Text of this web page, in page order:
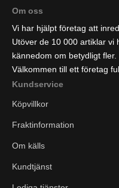
Om oss
Vi har hjälpt företag att
Utöver de 10 000 artiklar vi
kännedom om betydligt fler.
Välkommen till ett företag
Kundservice
Köpvillkor
Fraktinformation
Om källs
Kundtjänst